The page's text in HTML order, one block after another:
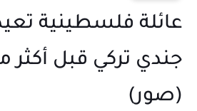
عائلة فلسطينية
(صور)